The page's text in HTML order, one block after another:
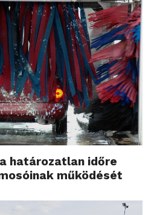
határozatlan időre
működését